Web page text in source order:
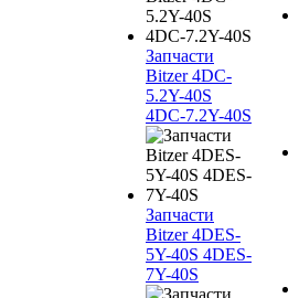
Запчасти
Bitzer 4DC-
5.2Y-40S
4DC-7.2Y-40S
Запчасти
Bitzer 4DES-
5Y-40S 4DES-
7Y-40S